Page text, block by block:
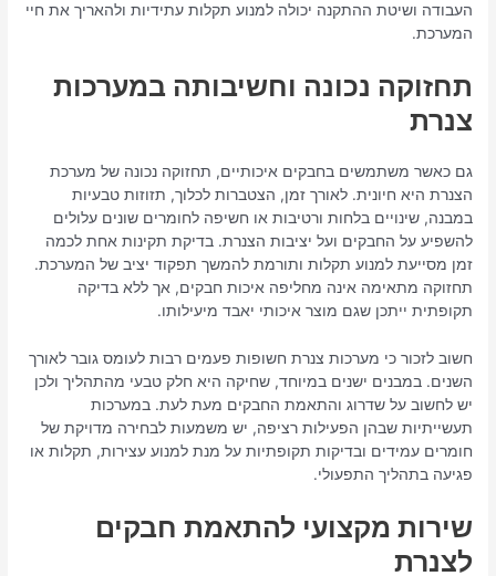
העבודה ושיטת ההתקנה יכולה למנוע תקלות עתידיות ולהאריך את חיי
המערכת.
תחזוקה נכונה וחשיבותה במערכות
צנרת
גם כאשר משתמשים בחבקים איכותיים, תחזוקה נכונה של מערכת
הצנרת היא חיונית. לאורך זמן, הצטברות לכלוך, תזוזות טבעיות
במבנה, שינויים בלחות ורטיבות או חשיפה לחומרים שונים עלולים
להשפיע על החבקים ועל יציבות הצנרת. בדיקת תקינות אחת לכמה
זמן מסייעת למנוע תקלות ותורמת להמשך תפקוד יציב של המערכת.
תחזוקה מתאימה אינה מחליפה איכות חבקים, אך ללא בדיקה
תקופתית ייתכן שגם מוצר איכותי יאבד מיעילותו.
חשוב לזכור כי מערכות צנרת חשופות פעמים רבות לעומס גובר לאורך
השנים. במבנים ישנים במיוחד, שחיקה היא חלק טבעי מהתהליך ולכן
יש לחשוב על שדרוג והתאמת החבקים מעת לעת. במערכות
תעשייתיות שבהן הפעילות רציפה, יש משמעות לבחירה מדויקת של
חומרים עמידים ובדיקות תקופתיות על מנת למנוע עצירות, תקלות או
פגיעה בתהליך התפעולי.
שירות מקצועי להתאמת חבקים
לצנרת